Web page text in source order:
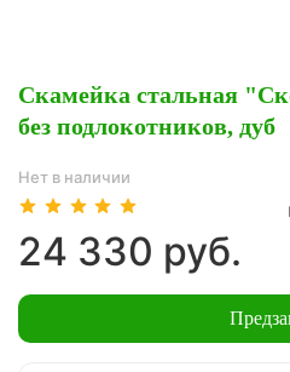
Скамейка стальная
без подлокотников, дуб
Нет в наличии
24 330 руб.